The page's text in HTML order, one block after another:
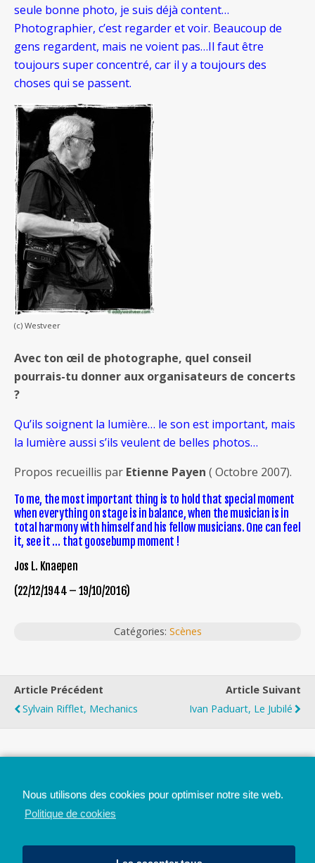
seule bonne photo, je suis déjà content…
Photographier, c’est regarder et voir. Beaucoup de
gens regardent, mais ne voient pas…Il faut être
toujours super concentré, car il y a toujours des
choses qui se passent.
(c) Westveer
Avec ton œil de photographe, quel conseil
pourrais-tu donner aux organisateurs de concerts
?
Qu’ils soignent la lumière… le son est important, mais
la lumière aussi s’ils veulent de belles photos…
Propos recueillis par Etienne Payen ( Octobre 2007).
To me, the most important thing is to hold that special moment
when everything on stage is in balance, when the musician is in
total harmony with himself and his fellow musicians. One can feel
it, see it … that goosebump moment !
Jos L. Knaepen
(22/12/1944 – 19/10/2016)
Catégories: Scènes
Article Précédent
Sylvain Rifflet, Mechanics
Article Suivant
Ivan Paduart, Le Jubilé
Nous utilisons des cookies pour optimiser notre site web.
Politique de cookies